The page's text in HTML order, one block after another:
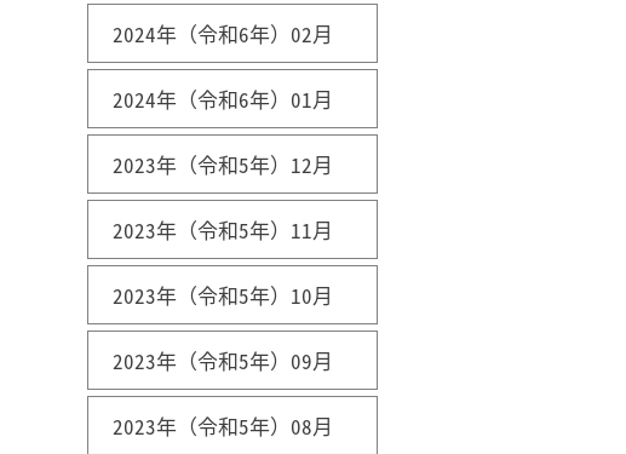
2024年（令和6年）02月
2024年（令和6年）01月
2023年（令和5年）12月
2023年（令和5年）11月
2023年（令和5年）10月
2023年（令和5年）09月
2023年（令和5年）08月